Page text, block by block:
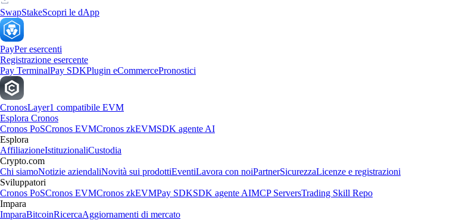
SwapStakeScopri le dApp
PayPer esercenti
Registrazione esercente
Pay TerminalPay SDKPlugin eCommercePronostici
CronosLayer1 compatibile EVM
Esplora Cronos
Cronos PoSCronos EVMCronos zkEVMSDK agente AI
Esplora
AffiliazioneIstituzionaliCustodia
Crypto.com
Chi siamoNotizie aziendaliNovità sui prodottiEventiLavora con noiPartnerSicurezzaLicenze e registrazioni
Sviluppatori
Cronos PoSCronos EVMCronos zkEVMPay SDKSDK agente AIMCP ServersTrading Skill Repo
Impara
ImparaBitcoinRicercaAggiornamenti di mercato